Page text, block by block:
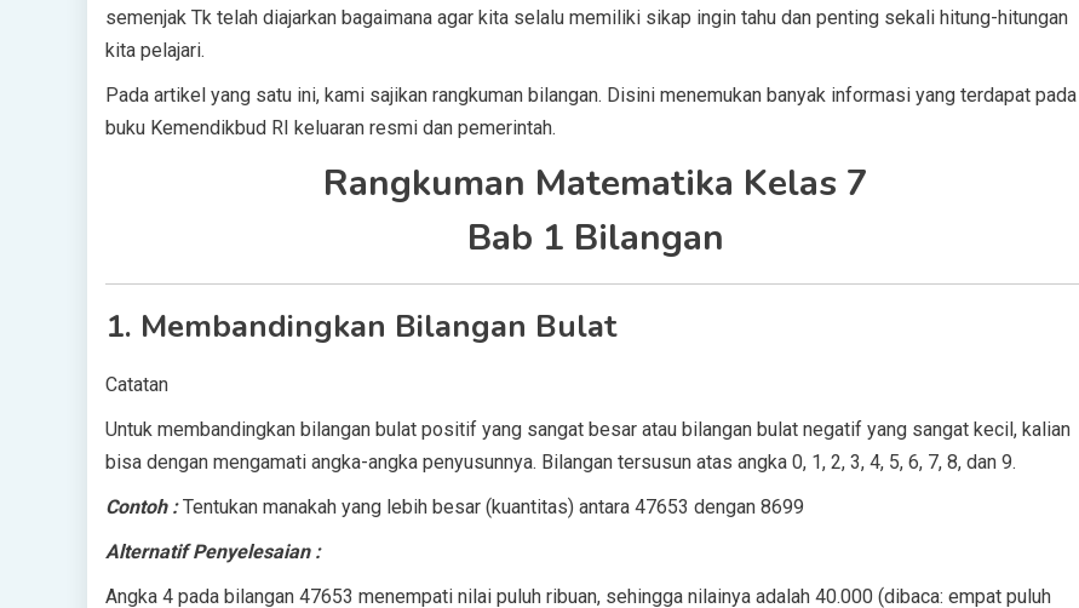
semenjak Tk telah diajarkan bagaimana agar kita selalu memiliki sikap ingin tahu dan penting sekali hitung-hitungan
kita pelajari.
Pada artikel yang satu ini, kami sajikan rangkuman bilangan. Disini menemukan banyak informasi yang terdapat pada
buku Kemendikbud RI keluaran resmi dan pemerintah.
Rangkuman Matematika Kelas 7
Bab 1 Bilangan
1. Membandingkan Bilangan Bulat
Catatan
Untuk membandingkan bilangan bulat positif yang sangat besar atau bilangan bulat negatif yang sangat kecil, kalian
bisa dengan mengamati angka-angka penyusunnya. Bilangan tersusun atas angka 0, 1, 2, 3, 4, 5, 6, 7, 8, dan 9.
Contoh :Tentukan manakah yang lebih besar (kuantitas) antara 47653 dengan 8699
Alternatif Penyelesaian :
Angka 4 pada bilangan 47653 menempati nilai puluh ribuan, sehingga nilainya adalah 40.000 (dibaca: empat puluh